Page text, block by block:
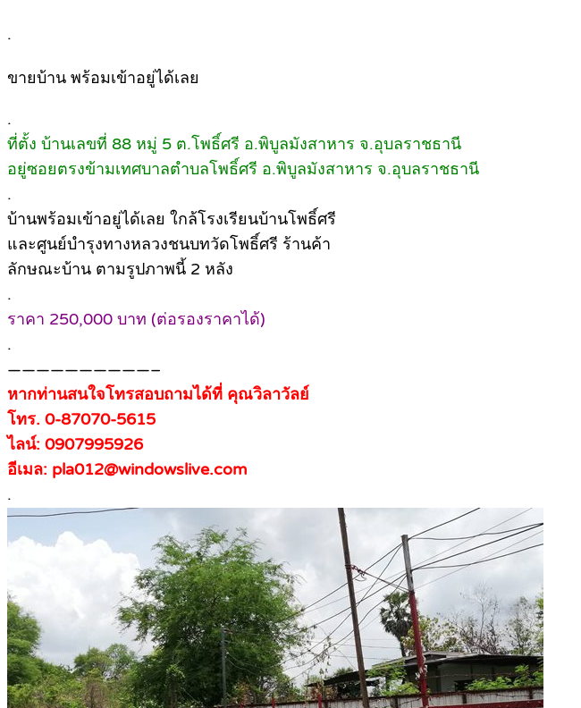
.
ขายบ้าน พร้อมเข้าอยู่ได้เลย
.
ที่ตั้ง บ้านเลขที่ 88 หมู่ 5 ต.โพธิ์ศรี อ.พิบูลมังสาหาร จ.อุบลราชธานี
อยู่ซอยตรงข้ามเทศบาลตำบลโพธิ์ศรี อ.พิบูลมังสาหาร จ.อุบลราชธานี
.
บ้านพร้อมเข้าอยู่ได้เลย ใกล้โรงเรียนบ้านโพธิ์ศรี
และศูนย์บำรุงทางหลวงชนบทวัดโพธิ์ศรี ร้านค้า
ลักษณะบ้าน ตามรูปภาพนี้ 2 หลัง
.
ราคา 250,000 บาท (ต่อรองราคาได้)
.
——————————–
หากท่านสนใจโทรสอบถามได้ที่ คุณวิลาวัลย์
โทร. 0-87070-5615
ไลน์: 0907995926
อีเมล: pla012@windowslive.com
.